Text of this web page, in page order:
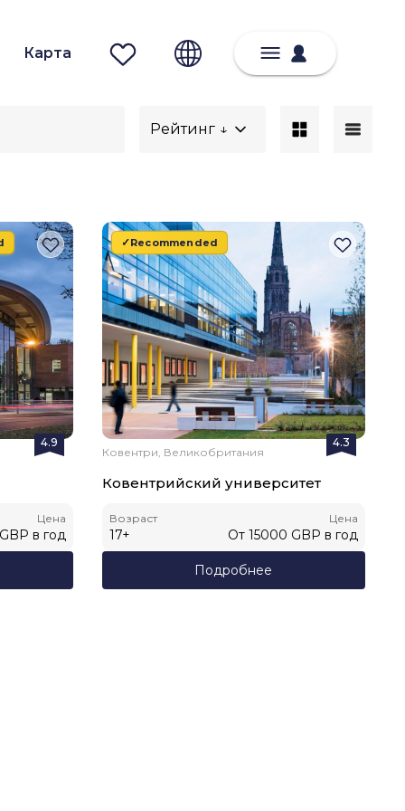
Карта
Рейтинг ↓
4.9
Цена
GBP в год
Recommended
4.3
Ковентри, Великобритания
Ковентрийский университет
Возраст
17+
Цена
От 15000 GBP в год
Подробнее